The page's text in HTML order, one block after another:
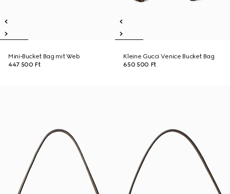
Mini-Bucket Bag mit Web
447 500 Ft
Kleine Gucci Venice Bucket Bag
650 500 Ft